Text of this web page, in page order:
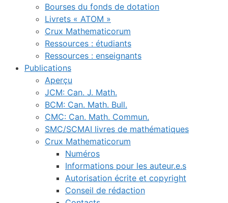
Bourses du fonds de dotation
Livrets « ATOM »
Crux Mathematicorum
Ressources : étudiants
Ressources : enseignants
Publications
Aperçu
JCM: Can. J. Math.
BCM: Can. Math. Bull.
CMC: Can. Math. Commun.
SMC/SCMAI livres de mathématiques
Crux Mathematicorum
Numéros
Informations pour les auteur.e.s
Autorisation écrite et copyright
Conseil de rédaction